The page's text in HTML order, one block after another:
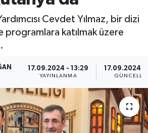
Cevdet Yılmaz, bir dizi
programlara katılmak üzere
17.09.2024 - 13:29
YAYINLANMA
17.09.2024 -